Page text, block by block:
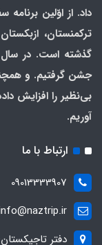
داد. از اوّلین
ترکمنستان،
جشن گرفتیم. و
بی‌نظیر را افزایش
آوریم.
ارتباط با ما
09013333907
دفتر